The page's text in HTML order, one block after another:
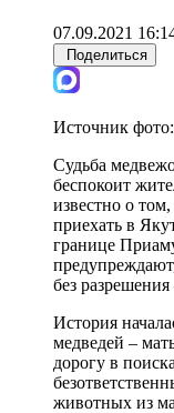
07.09.2021
Поделиться
Источник фото:
Судьба
беспокоит
известно о
приехать в
границе
без
История
медведей –
дорогу в
животных из